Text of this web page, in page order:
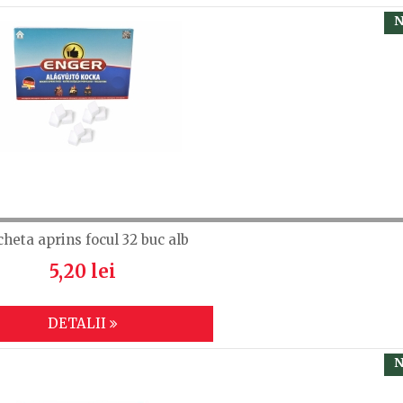
aprins focul 32 buc alb
5,20 lei
DETALII